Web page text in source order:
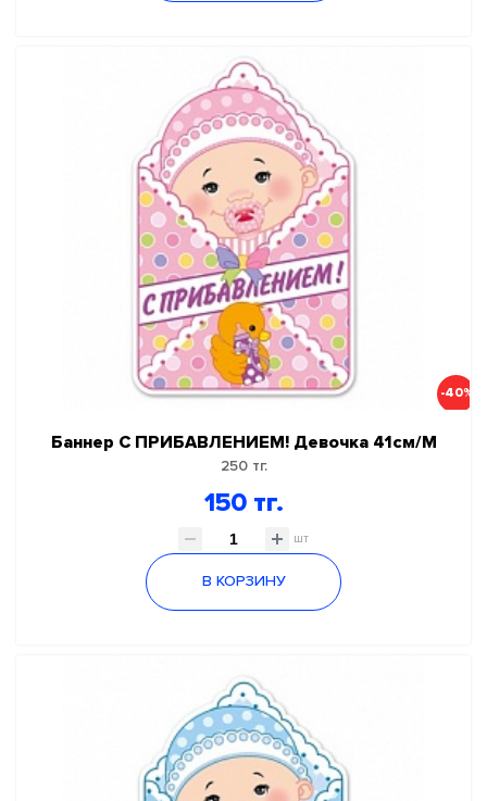
-40%
Баннер С ПРИБАВЛЕНИЕМ! Девочка 41см/М
250 тг.
150 тг.
шт
В КОРЗИНУ